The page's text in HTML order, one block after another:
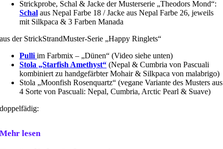
Strickprobe, Schal & Jacke der Musterserie „Theodors Mond“:
Schal aus Nepal Farbe 18 / Jacke aus Nepal Farbe 26, jeweils
mit Silkpaca & 3 Farben Manada
aus der StrickStrandMuster-Serie „Happy Ringlets“
Pulli im Farbmix – „Dünen“ (Video siehe unten)
Stola „Starfish Amethyst“ (Nepal & Cumbria von Pascuali
kombiniert zu handgefärbter Mohair & Silkpaca von malabrigo)
Stola „Moonfish Rosenquartz“ (vegane Variante des Musters aus
4 Sorte von Pascuali: Nepal, Cumbria, Arctic Pearl & Suave)
doppelfädig:
Mehr lesen